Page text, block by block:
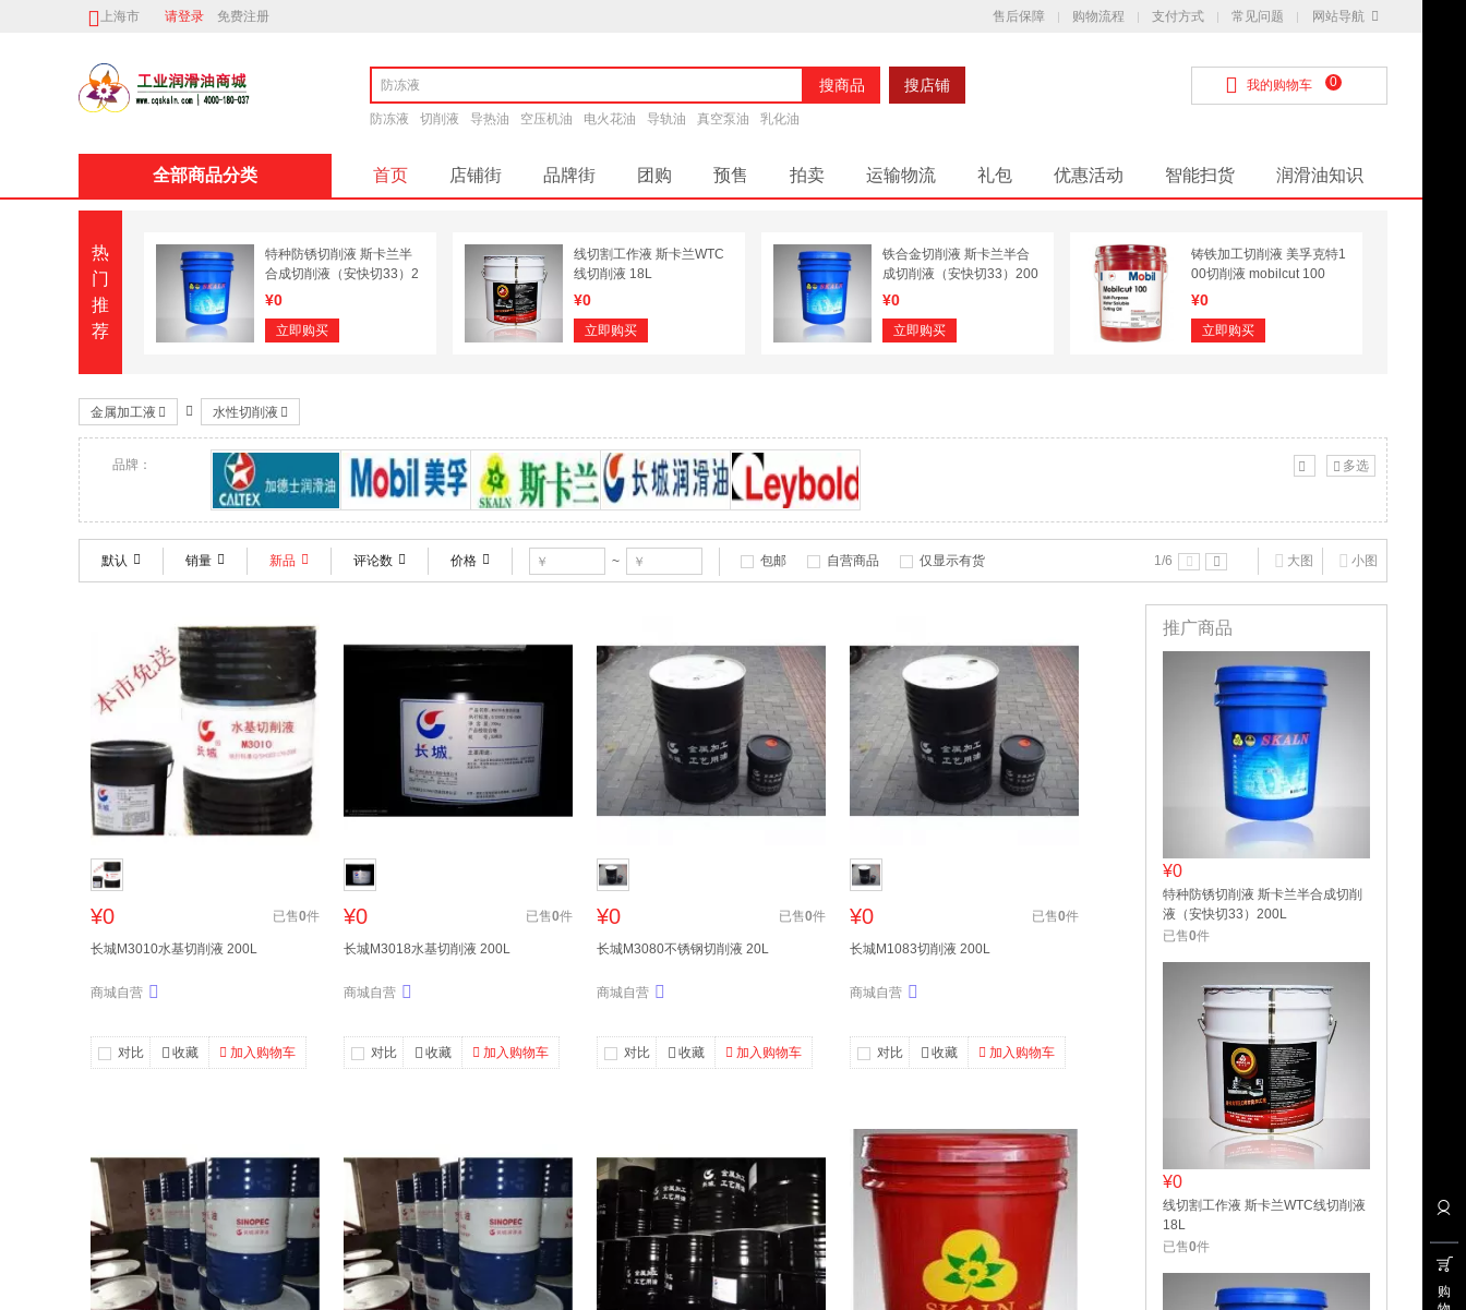
上海市 请登录 免费注册 售后保障 购物流程 支付方式 常见问题 网站导航
搜商品 搜店铺
防冻液 切削液 导热油 空压机油 电火花油 导轨油 真空泵油 乳化油
我的购物车 0
全部商品分类 首页 店铺街 品牌街 团购 预售 拍卖 运输物流 礼包 优惠活动 智能扫货 润滑油知识
热
门
推
荐
特种防锈切削液 斯卡兰半
合成切削液（安快切33）2
00L
¥0
立即购买
线切割工作液 斯卡兰WTC
线切削液 18L
¥0
立即购买
铁合金切削液 斯卡兰半合
成切削液（安快切33）200
L
¥0
立即购买
铸铁加工切削液 美孚克特1
00切削液 mobilcut 100
¥0
立即购买
金属加工液 水性切削液
品牌：
加德士 美孚 斯卡兰 长城 莱宝
多选
默认 销量 新品 评论数 价格 ~ 包邮 自营商品 仅显示有货 1/6 大图 小图
¥0 已售0件
长城M3010水基切削液 200L
商城自营
对比 收藏 加入购物车
¥0 已售0件
长城M3018水基切削液 200L
商城自营
对比 收藏 加入购物车
¥0 已售0件
长城M3080不锈钢切削液 20L
商城自营
对比 收藏 加入购物车
¥0 已售0件
长城M1083切削液 200L
商城自营
对比 收藏 加入购物车
推广商品
¥0
特种防锈切削液 斯卡兰半合成切削
液（安快切33）200L
已售0件
¥0
线切割工作液 斯卡兰WTC线切削液
18L
已售0件
购